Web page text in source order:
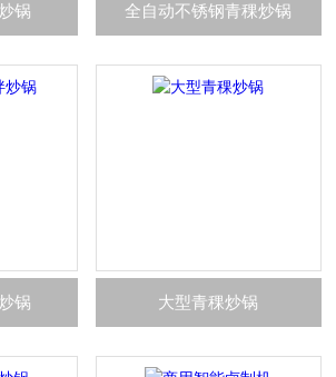
锅 全自动不锈钢青稞炒锅
锅 大型青稞炒锅